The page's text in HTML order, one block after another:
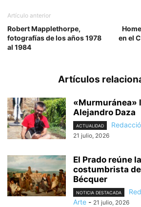
Artículo anterior
Robert Mapplethorpe,
fotografías de los años 1978
al 1984
en el
Artículos
«Murmuránea»
Alejandro Daza
ACTUALIDAD
21 julio, 2026
El Prado reúne
costumbrista
Bécquer
NOTICIA DESTACADA
Arte - 21 julio, 2026